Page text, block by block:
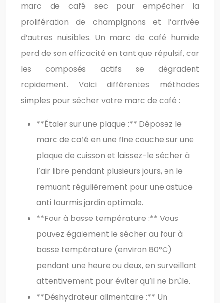
marc de café sec pour empêcher la
prolifération de champignons et l’arrivée
d’autres nuisibles. Un marc de café humide
perd de son efficacité en tant que répulsif, car
les composés actifs se dégradent
rapidement. Voici différentes méthodes
simples pour sécher votre marc de café :
**Étaler sur une plaque :** Déposez le
marc de café en une fine couche sur une
plaque de cuisson et laissez-le sécher à
l’air libre pendant plusieurs jours, en le
remuant régulièrement pour une astuce
anti fourmis jardin optimale.
**Four à basse température :** Vous
pouvez également le sécher au four à
basse température (environ 80°C)
pendant une heure ou deux, en surveillant
attentivement pour éviter qu’il ne brûle.
**Déshydrateur alimentaire :** Un